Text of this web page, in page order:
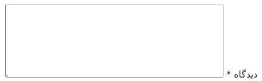
دیدگاه *